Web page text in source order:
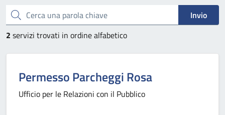
Cerca una parola chiave
Invio
2 servizi trovati in ordine alfabetico
Permesso Parcheggi Rosa
Ufficio per le Relazioni con il Pubblico